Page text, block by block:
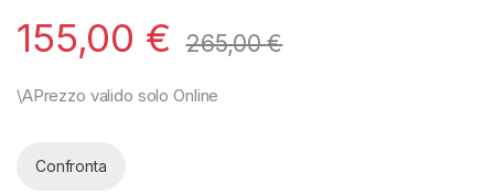
155,00 € 265,00€
Confronta